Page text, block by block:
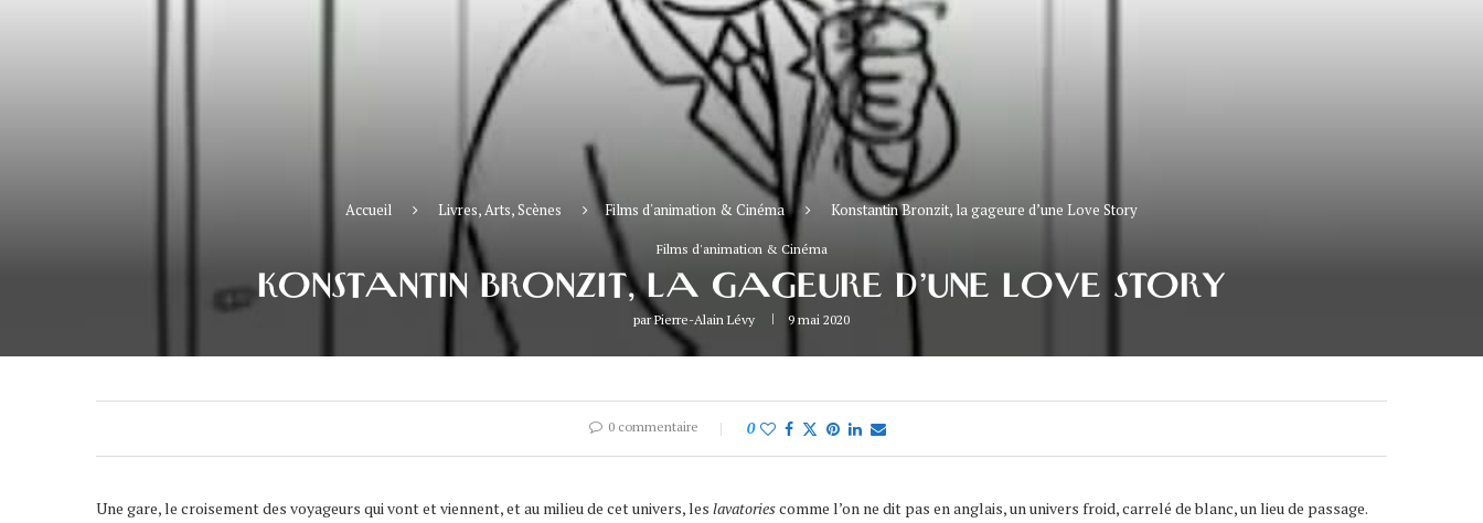
Accueil Livres, Arts, Scènes Films d'animation & Cinéma Konstantin Bronzit, la gageure d’une Love Story
Films d'animation & Cinéma
KONSTANTIN BRONZIT, LA GAGEURE D’UNE LOVE STORY
parPierre-Alain Lévy 9 mai 2020
0 commentaire 0
Une gare, le croisement des voyageurs qui vont et viennent, et au milieu de cet univers, les lavatoriescomme l’on ne dit pas en anglais, un univers froid, carrelé de blanc, un lieu de passage.